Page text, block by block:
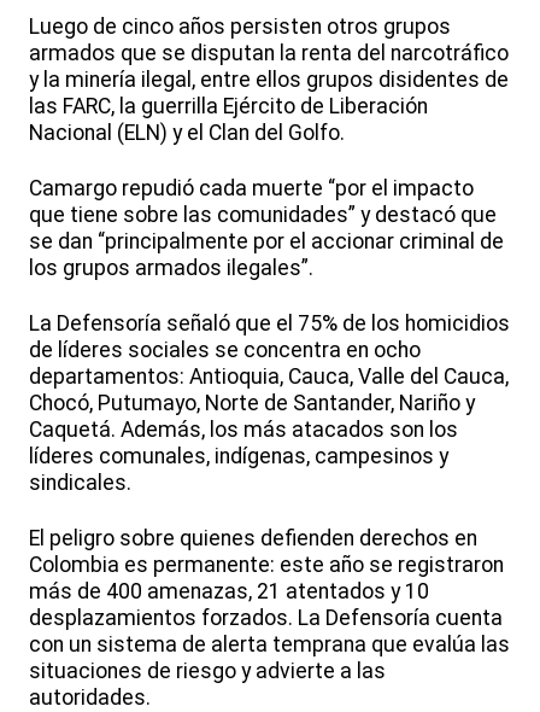
Luego de cinco años persisten otros grupos
armados que se disputan la renta del narcotráfico
y la minería ilegal, entre ellos grupos disidentes de
las FARC, la guerrilla Ejército de Liberación
Nacional (ELN) y el Clan del Golfo.
Camargo repudió cada muerte “por el impacto
que tiene sobre las comunidades” y destacó que
se dan “principalmente por el accionar criminal de
los grupos armados ilegales”.
La Defensoría señaló que el 75% de los homicidios
de líderes sociales se concentra en ocho
departamentos: Antioquia, Cauca, Valle del Cauca,
Chocó, Putumayo, Norte de Santander, Nariño y
Caquetá. Además, los más atacados son los
líderes comunales, indígenas, campesinos y
sindicales.
El peligro sobre quienes defienden derechos en
Colombia es permanente: este año se registraron
más de 400 amenazas, 21 atentados y 10
desplazamientos forzados. La Defensoría cuenta
con un sistema de alerta temprana que evalúa las
situaciones de riesgo y advierte a las
autoridades.